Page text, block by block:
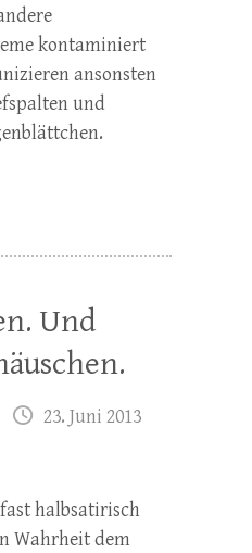
kontaminiert
ansonsten
und
Und
23. Juni 2013
halbsatirisch
Wahrheit dem